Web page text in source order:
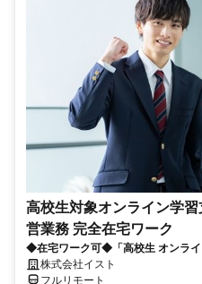
高校生対象オンライン学
営業務 完全在宅ワーク
◆在宅ワーク可◆「高校生 オンライ
OK♪／≪資格・免許不問≫
株式会社イスト
フルリモート